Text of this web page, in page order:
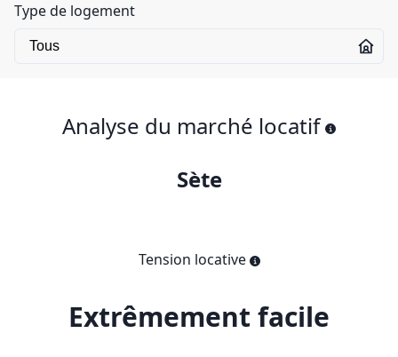
Type de logement
Analyse du marché locatif
Sète
Tension locative
Extrêmement facile